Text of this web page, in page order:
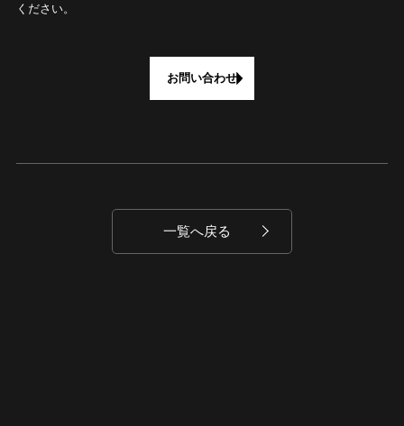
ください。
お問い合わせ
一覧へ戻る